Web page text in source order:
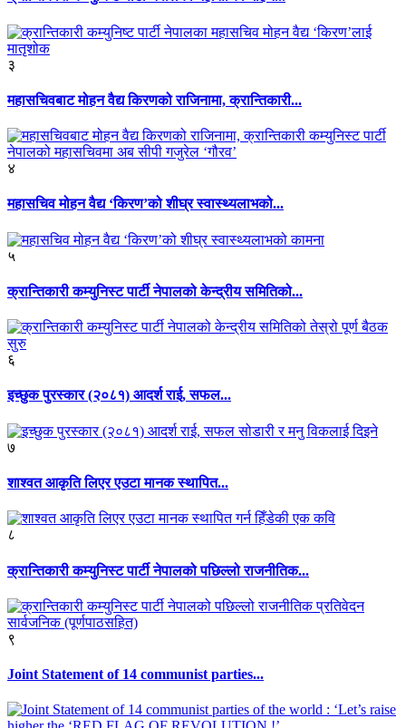
३
महासचिवबाट मोहन वैद्य किरणको राजिनामा, क्रान्तिकारी...
४
महासचिव मोहन वैद्य ‘किरण’को शीघ्र स्वास्थ्यलाभको...
५
क्रान्तिकारी कम्युनिस्ट पार्टी नेपालको केन्द्रीय समितिको...
६
इच्छुक पुरस्कार (२०८१) आदर्श राई, सफल...
७
शाश्वत आकृति लिएर एउटा मानक स्थापित...
८
क्रान्तिकारी कम्युनिस्ट पार्टी नेपालको पछिल्लो राजनीतिक...
९
Joint Statement of 14 communist parties...